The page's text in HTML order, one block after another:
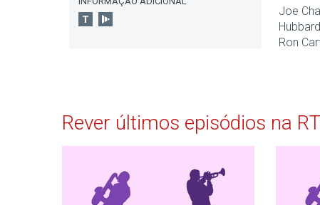
Joe
Ron
Rever últimos episódios na